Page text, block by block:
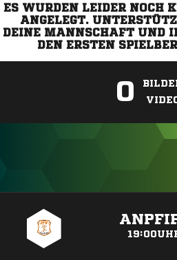
ES WURDEN LEIDER NOCH
ANGELEGT.
DEINE MANNSCHAFT UND
DEN ERSTEN
0